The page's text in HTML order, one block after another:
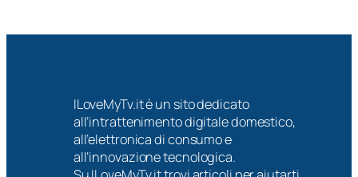
ILoveMyTv.it è un sito dedicato
all’intrattenimento digitale domestico,
all’elettronica di consumo e
all’innovazione tecnologica.